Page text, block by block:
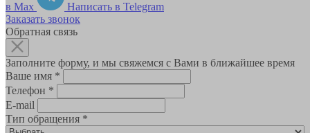
в Max
Написать в Telegram
Заказать звонок
Обратная связь
Заполните форму, и мы свяжемся с Вами в ближайшее время
Ваше имя *
Телефон *
E-mail
Тип обращения *